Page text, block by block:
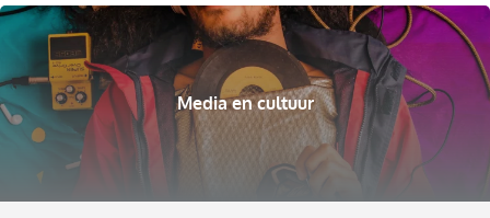
Media en cultuur